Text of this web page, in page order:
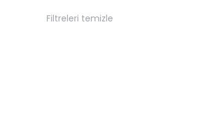
Filtreleri temizle